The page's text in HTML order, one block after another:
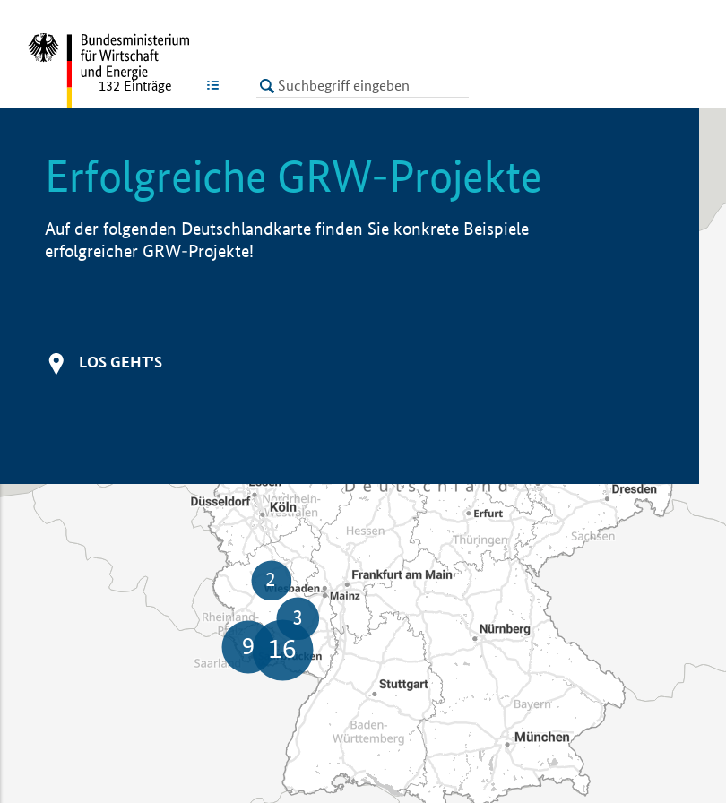
LISTE
132 Einträge
Erfolgreiche GRW-Projekte
Auf der folgenden Deutschlandkarte finden Sie konkrete Beispiele
erfolgreicher GRW-Projekte!
LOS GEHT'S